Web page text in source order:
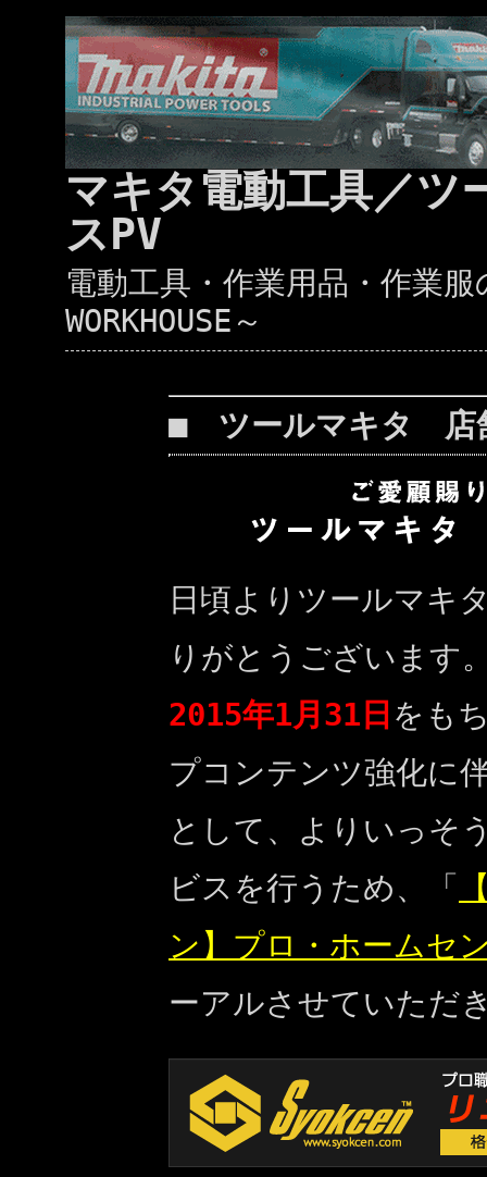
マキタ電動工具／
スPV
電動工具・作業用品・作
WORKHOUSE～
■ ツールマキタ 店
日頃よりツールマキ
りがとうございます
2015年1月31日 をも
プコンテンツ強化に
として、よりいっそ
ビスを行うため、「
ン】プロ・ホームセ
ーアルさせていただ